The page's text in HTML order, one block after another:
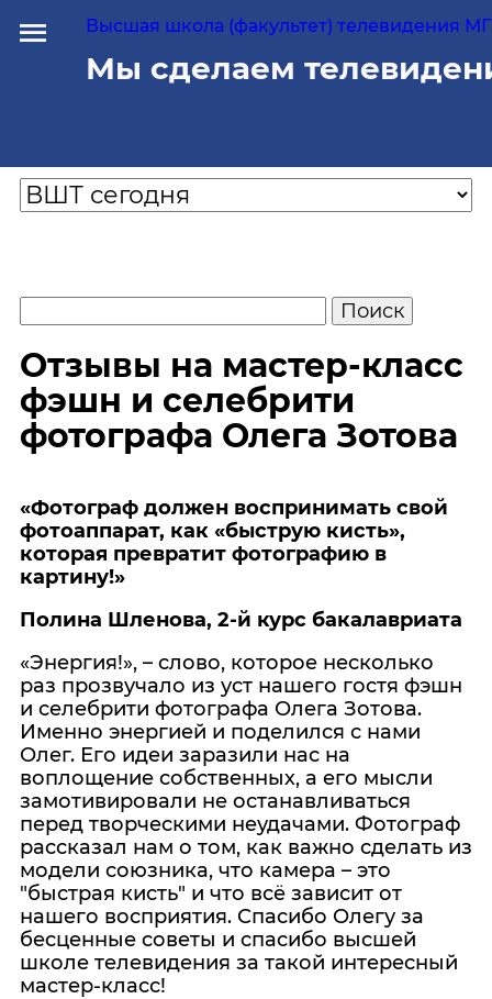
Высшая школа (факультет) телевидения
Мы сделаем
Отзывы на мастер-класс
фэшн и селебрити
фотографа Олега Зотова
«Фотограф должен воспринимать свой
фотоаппарат, как «быструю кисть»,
которая превратит фотографию в
картину!»
Полина Шленова, 2-й курс бакалавриата
«Энергия!», – слово, которое несколько
раз прозвучало из уст нашего гостя фэшн
и селебрити фотографа Олега Зотова.
Именно энергией и поделился с нами
Олег. Его идеи заразили нас на
воплощение собственных, а его мысли
замотивировали не останавливаться
перед творческими неудачами. Фотограф
рассказал нам о том, как важно сделать из
модели союзника, что камера – это
"быстрая кисть" и что всё зависит от
нашего восприятия. Спасибо Олегу за
бесценные советы и спасибо высшей
школе телевидения за такой интересный
мастер-класс!